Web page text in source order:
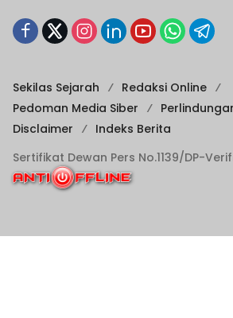
Sekilas Sejarah
Redaksi Online
Pedoman Media Siber
Disclaimer
Indeks Berita
Sertifikat Dewan Pers No.1139/DP-